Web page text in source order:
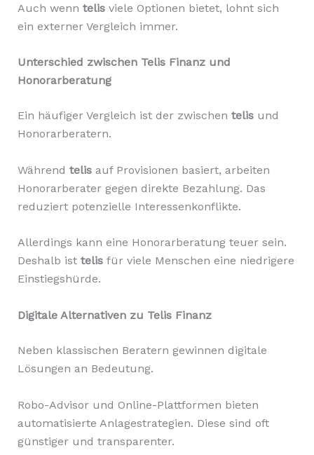
Auch wenn telisviele Optionen bietet, lohnt sich
ein externer Vergleich immer.
Unterschied zwischen Telis Finanz und
Honorarberatung
Ein häufiger Vergleich ist der zwischen telisund
Honorarberatern.
Während telisauf Provisionen basiert, arbeiten
Honorarberater gegen direkte Bezahlung. Das
reduziert potenzielle Interessenkonflikte.
Allerdings kann eine Honorarberatung teuer sein.
Deshalb ist telisfür viele Menschen eine niedrigere
Einstiegshürde.
Digitale Alternativen zu Telis Finanz
Neben klassischen Beratern gewinnen digitale
Lösungen an Bedeutung.
Robo-Advisor und Online-Plattformen bieten
automatisierte Anlagestrategien. Diese sind oft
günstiger und transparenter.